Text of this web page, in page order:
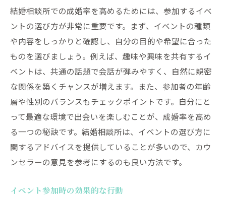
結婚相談所での成婚率を高めるためには、参加するイベ
ントの選び方が非常に重要です。まず、イベントの種類
や内容をしっかりと確認し、自分の目的や希望に合った
ものを選びましょう。例えば、趣味や興味を共有するイ
ベントは、共通の話題で会話が弾みやすく、自然に親密
な関係を築くチャンスが増えます。また、参加者の年齢
層や性別のバランスもチェックポイントです。自分にと
って最適な環境で出会いを楽しむことが、成婚率を高め
る一つの秘訣です。結婚相談所は、イベントの選び方に
関するアドバイスを提供していることが多いので、カウ
ンセラーの意見を参考にするのも良い方法です。
イベント参加時の効果的な行動